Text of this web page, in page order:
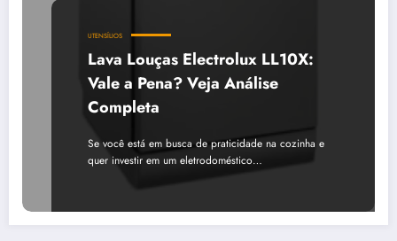
UTENSÍLIOS
Lava Louças Electrolux LL10X:
Vale a Pena? Veja Análise
Completa
Se você está em busca de praticidade na cozinha e
quer investir em um eletrodoméstico…